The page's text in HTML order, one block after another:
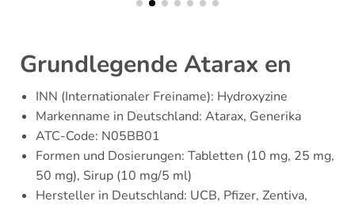
Grundlegende Atarax en
INN (Internationaler Freiname): Hydroxyzine
Markenname in Deutschland: Atarax, Generika
ATC-Code: N05BB01
Formen und Dosierungen: Tabletten (10 mg, 25 mg,
50 mg), Sirup (10 mg/5 ml)
Hersteller in Deutschland: UCB, Pfizer, Zentiva,